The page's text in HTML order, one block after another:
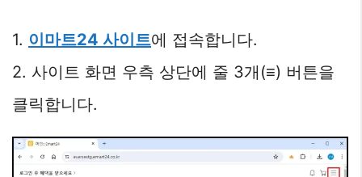
1. 이마트24 사이트에 접속합니다.
2. 사이트 화면 우측 상단에 줄 3개(≡) 버튼을
클릭합니다.